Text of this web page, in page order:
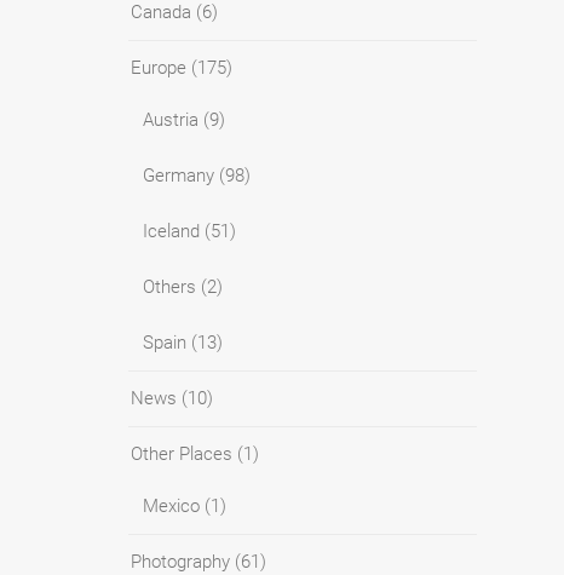
Canada (6)
Europe (175)
Austria (9)
Germany (98)
Iceland (51)
Others (2)
Spain (13)
News (10)
Other Places (1)
Mexico (1)
Photography (61)